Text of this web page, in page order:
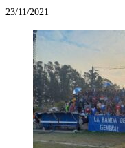
23/11/2021